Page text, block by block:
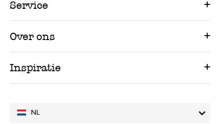
NL
Service
Over ons
Inspiratie